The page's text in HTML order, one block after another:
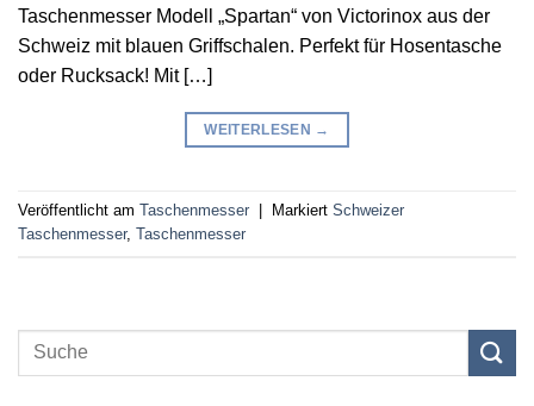
Taschenmesser Modell „Spartan“ von Victorinox aus der
Schweiz mit blauen Griffschalen. Perfekt für Hosentasche
oder Rucksack! Mit […]
WEITERLESEN →
Veröffentlicht am Taschenmesser Markiert Schweizer
Taschenmesser, Taschenmesser